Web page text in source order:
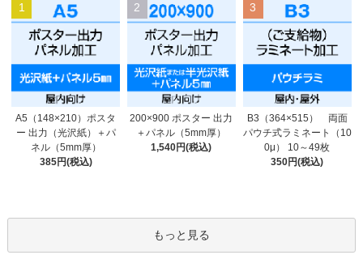
1
A5（148×210）ポスタ
ー 出力（光沢紙）＋パ
ネル（5mm厚）
385円(税込)
2
200×900 ポスター 出力
＋パネル（5mm厚）
1,540円(税込)
3
B3（364×515） 両面
パウチ式ラミネート（10
0μ） 10～49枚
350円(税込)
もっと見る